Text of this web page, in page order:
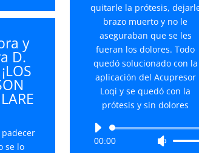
volumen.
flecha
arriba/abajo
para
aumentar
volumen.
y
D.
se lo
quitarle la prótesis,
brazo muerto y no le
aseguraban que se les
fueran los dolores. Todo
quedó solucionado con la
aplicación del Acupresor
Loqi y se quedó con la
prótesis y sin dolores
Reproductor
00:00
Utiliza